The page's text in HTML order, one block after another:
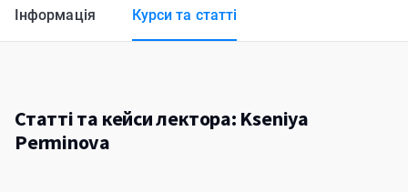
Інформація Курси та статті
Статті та кейси лектора: Kseniya
Perminova